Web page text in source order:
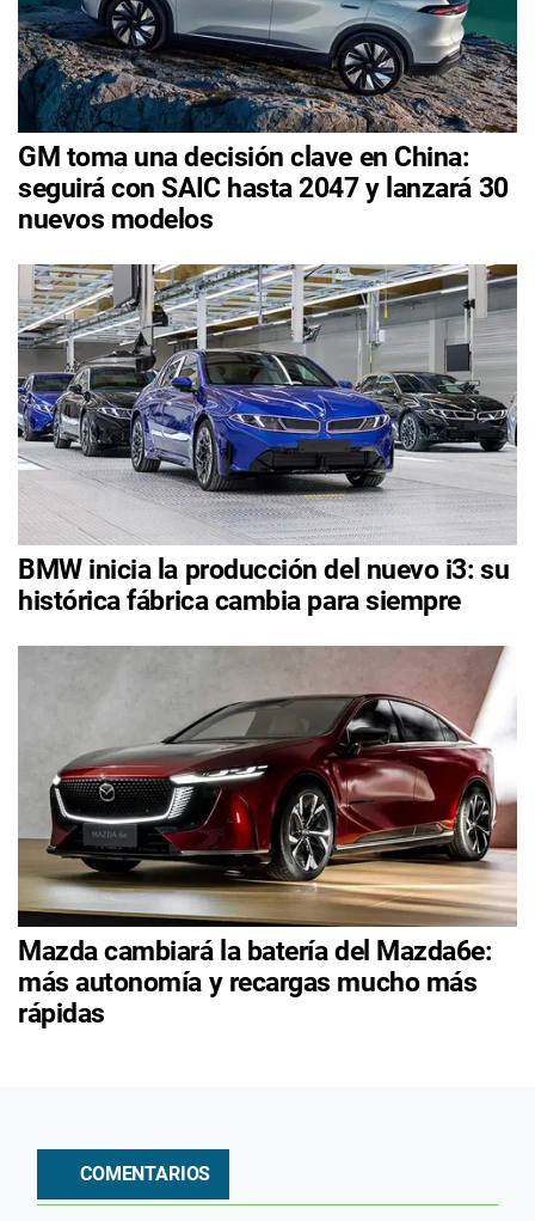
GM toma una decisión clave en China:
seguirá con SAIC hasta 2047 y lanzará 30
nuevos modelos
BMW inicia la producción del nuevo i3: su
histórica fábrica cambia para siempre
Mazda cambiará la batería del Mazda6e:
más autonomía y recargas mucho más
rápidas
COMENTARIOS